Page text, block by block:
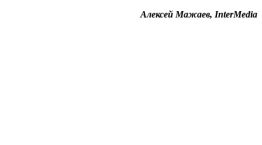
Алексей Мажаев, InterMedia